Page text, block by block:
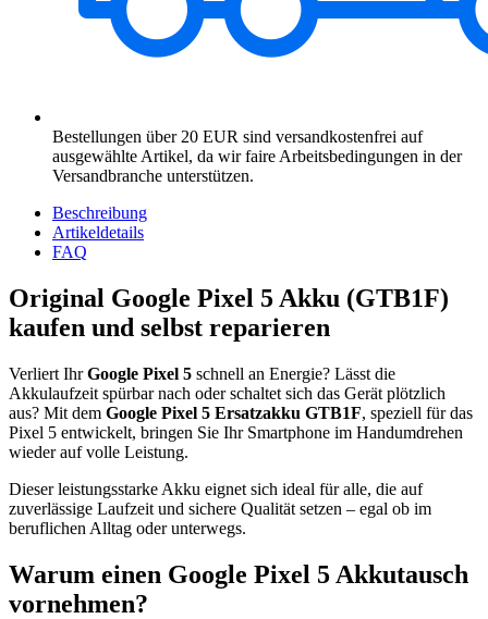
Bestellungen über 20 EUR sind versandkostenfrei auf
ausgewählte Artikel, da wir faire Arbeitsbedingungen in der
Versandbranche unterstützen.
Beschreibung
Artikeldetails
FAQ
Original Google Pixel 5 Akku (GTB1F)
kaufen und selbst reparieren
Verliert IhrGoogle Pixel 5 schnell an Energie? Lässt die
Akkulaufzeit spürbar nach oder schaltet sich das Gerät plötzlich
aus? Mit dem Google Pixel 5 Ersatzakku GTB1F, speziell für das
Pixel 5 entwickelt, bringen Sie Ihr Smartphone im Handumdrehen
wieder auf volle Leistung.
Dieser leistungsstarke Akku eignet sich ideal für alle, die auf
zuverlässige Laufzeit und sichere Qualität setzen – egal ob im
beruflichen Alltag oder unterwegs.
Warum einen Google Pixel 5 Akkutausch
vornehmen?